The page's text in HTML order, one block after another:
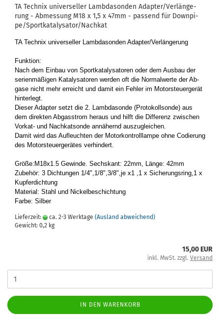
TA Tech­nix uni­ver­sel­ler Lamb­da­son­den Ad­ap­ter/Ver­län­ge­
rung - Ab­mes­sung M18 x 1,5 x 47mm - pas­send für Down­pi­
pe/Sport­ka­ta­ly­sa­tor/Nach­kat
TA Tech­nix uni­ver­sel­ler Lamb­da­son­den Ad­ap­ter/Ver­län­ge­rung
Funk­ti­on:
Nach dem Ein­bau von Sport­ka­ta­ly­sa­to­ren oder dem Aus­bau der
se­ri­en­mä­ßi­gen Ka­ta­ly­sa­to­ren wer­den oft die Nor­mal­wer­te der Ab­
ga­se nicht mehr er­reicht und damit ein Feh­ler im Mo­tor­steu­er­ge­rät
hin­ter­legt.
Die­ser Ad­ap­ter setzt die 2. Lamb­da­son­de (Pro­to­koll­son­de) aus
dem di­rek­ten Ab­gas­strom her­aus und hilft die Dif­fe­renz zwi­schen
Vorkat-​ und Nach­kat­son­de an­nä­hernd aus­zu­glei­chen.
Damit wird das Auf­leuch­ten der Mo­tor­kon­troll­lam­pe ohne Co­die­rung
des Mo­tor­steu­er­ge­rä­tes ver­hin­dert.
Größe:M18x1.5 Ge­win­de. Sechs­kant: 22mm, Länge: 42mm
Zu­be­hör: 3 Dich­tun­gen 1/4",1/8",3/8",je x1 ,1 x Si­che­rungs­ring,1 x
Kup­fer­dich­tung
Ma­te­ri­al: Stahl und Ni­ckel­be­schich­tung
Farbe: Sil­ber
Lieferzeit: ca. 2-3 Werktage (Ausland abweichend)
Gewicht: 0,2 kg
15,00 EUR
inkl. MwSt. zzgl. Versand
IN DEN WARENKORB